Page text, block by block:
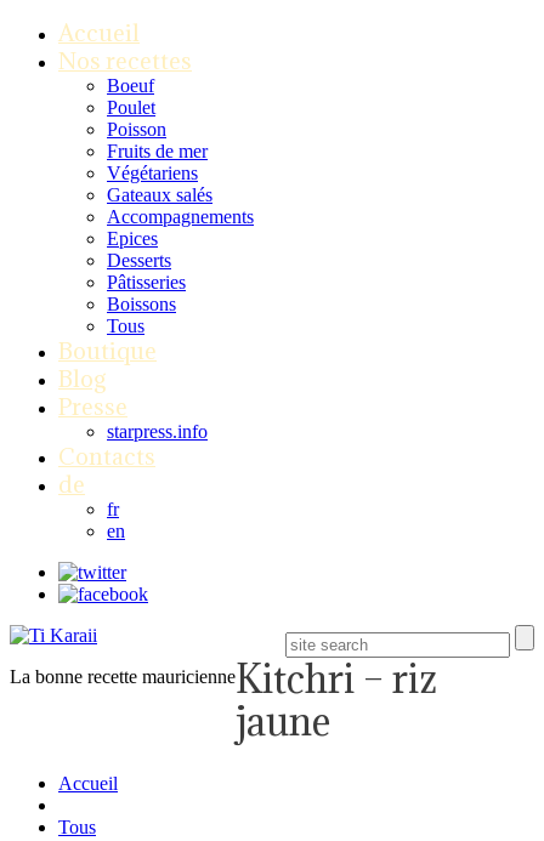
Accueil
Nos recettes
Boeuf
Poulet
Poisson
Fruits de mer
Végétariens
Gateaux salés
Accompagnements
Epices
Desserts
Pâtisseries
Boissons
Tous
Boutique
Blog
Presse
starpress.info
Contacts
de
fr
en
La bonne recette mauricienneKitchri – riz
jaune
Accueil
Tous